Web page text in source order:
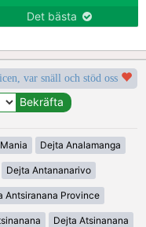
Det bästa
var snäll och stöd oss
Dejta Analamanga
Dejta Antananarivo
Antsiranana Province
Dejta Atsinanana